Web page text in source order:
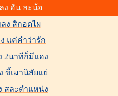
ง อัน ละน้อ
ง สิกอดไผ
แค่คำว่ารัก
2นาทีก็มีแฮง
ขี้เมานิสัยแย่
สละตำแหน่ง